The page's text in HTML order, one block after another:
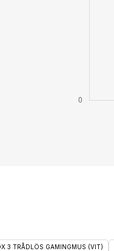
3 TRÅDLÖS GAMINGMUS (VIT)